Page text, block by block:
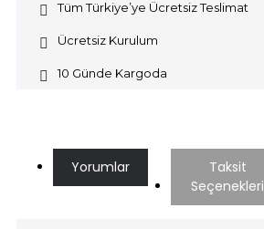
Tüm Türkiye’ye Ücretsiz Teslimat
Ücretsiz Kurulum
10 Günde Kargoda
Yorumlar
Taksit
Seçenekleri